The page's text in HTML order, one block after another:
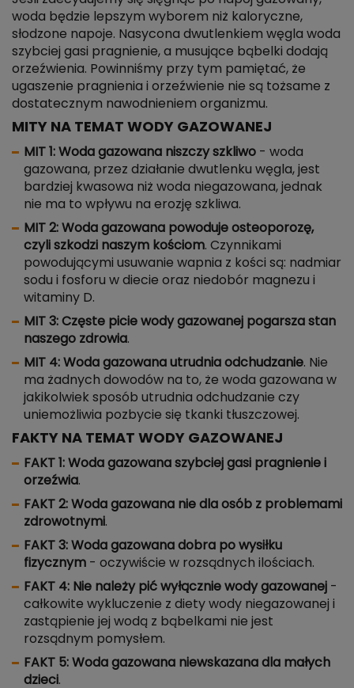
woda będzie lepszym wyborem niż kaloryczne,
słodzone napoje. Nasycona dwutlenkiem węgla woda
szybciej gasi pragnienie, a musujące bąbelki dodają
orzeźwienia. Powinniśmy przy tym pamiętać, że
ugaszenie pragnienia i orzeźwienie nie są tożsame z
dostatecznym nawodnieniem organizmu.
MITY NA TEMAT WODY GAZOWANEJ
MIT 1: Woda gazowana niszczy szkliwo - woda
gazowana, przez działanie dwutlenku węgla, jest
bardziej kwasowa niż woda niegazowana, jednak
nie ma to wpływu na erozję szkliwa.
MIT 2: Woda gazowana powoduje osteoporozę,
czyli szkodzi naszym kościom. Czynnikami
powodującymi usuwanie wapnia z kości są: nadmiar
sodu i fosforu w diecie oraz niedobór magnezu i
witaminy D.
MIT 3: Częste picie wody gazowanej pogarsza stan
naszego zdrowia.
MIT 4: Woda gazowana utrudnia odchudzanie. Nie
ma żadnych dowodów na to, że woda gazowana w
jakikolwiek sposób utrudnia odchudzanie czy
uniemożliwia pozbycie się tkanki tłuszczowej.
FAKTY NA TEMAT WODY GAZOWANEJ
FAKT 1: Woda gazowana szybciej gasi pragnienie i
orzeźwia.
FAKT 2: Woda gazowana nie dla osób z problemami
zdrowotnymi.
FAKT 3: Woda gazowana dobra po wysiłku
fizycznym - oczywiście w rozsądnych ilościach.
FAKT 4: Nie należy pić wyłącznie wody gazowanej -
całkowite wykluczenie z diety wody niegazowanej i
zastąpienie jej wodą z bąbelkami nie jest
rozsądnym pomysłem.
FAKT 5: Woda gazowana niewskazana dla małych
dzieci.